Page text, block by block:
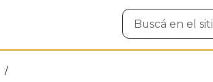
Buscar
en